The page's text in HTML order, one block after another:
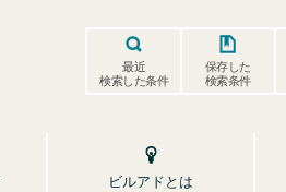
最近
検索した条件
保存した
検索条件
ビルアドとは